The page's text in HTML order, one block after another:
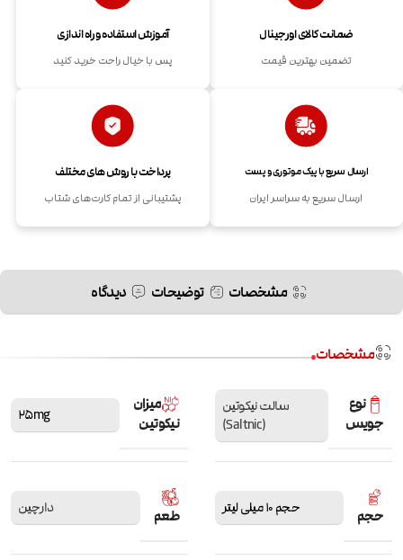
ضمانت کالای اورجینال
تضمین بهترین قیمت
آموزش استفاده و راه اندازی
پس با خیال راحت خرید کنید
ارسال سریع با پیک موتوری و پست
ارسال سریع به سراسر ایران
پرداخت با روش های مختلف
پشتیبانی از تمام کارت‌های شتاب
مشخصات توضیحات دیدگاه
مشخصات
نوع
جویس
سالت نیکوتین
(Saltnic)
میزان
نیکوتین
25mg
حجم حجم 10 میلی لیتر طعم دارچین